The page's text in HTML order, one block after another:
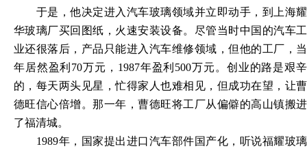
于是，他决定进入汽车玻璃领域并立即动手，到上海耀
华玻璃厂买回图纸，火速安装设备。尽管当时中国的汽车工
业还很落后，产品只能进入汽车维修领域，但他的工厂，当
年居然盈利 70万元，1987年盈利500万元。创业的路是艰辛
的，每天两头见星，忙得家人也难相见，但成功在望，让曹
德旺信心倍增。那一年，曹德旺将工厂从偏僻的高山镇搬进
了福清城。
1989年，国家提出进口汽车部件国产化，听说福耀玻璃